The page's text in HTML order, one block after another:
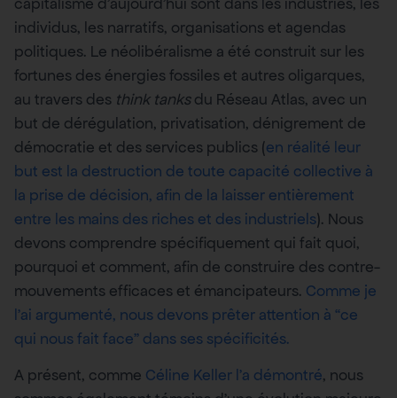
individus, les narratifs, organisations et agendas
politiques. Le néolibéralisme a été construit sur les
fortunes des énergies fossiles et autres oligarques,
au travers des think tanksdu Réseau Atlas, avec un
but de dérégulation, privatisation, dénigrement de
démocratie et des services publics (en réalité leur
but est la destruction de toute capacité collective à
la prise de décision, afin de la laisser entièrement
entre les mains des riches et des industriels). Nous
devons comprendre spécifiquement qui fait quoi,
pourquoi et comment, afin de construire des contre-
mouvements efficaces et émancipateurs. Comme je
l’ai argumenté, nous devons prêter attention à “ce
qui nous fait face” dans ses spécificités.
A présent, comme Céline Keller l’a démontré, nous